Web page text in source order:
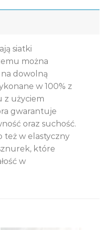
siatki
można
na dowolną
w 100% z
z użyciem
gwarantuje
oraz suchość.
też w elastyczny
które
w